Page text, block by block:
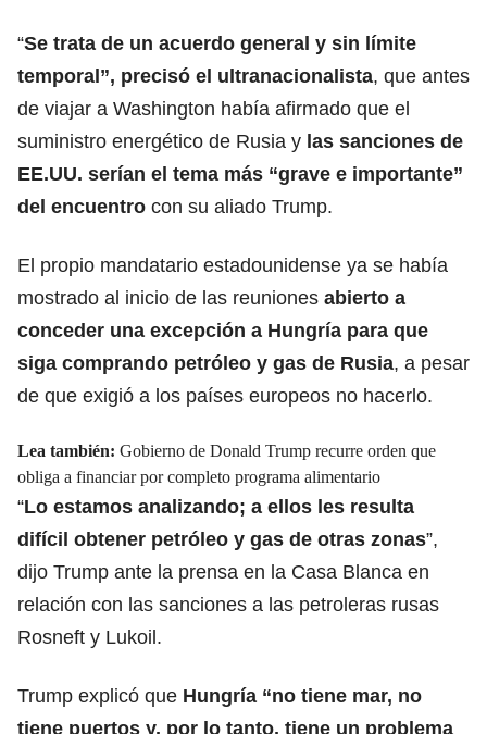
“Se trata de un acuerdo general y sin límite
temporal”, precisó el ultranacionalista, que antes
de viajar a Washington había afirmado que el
suministro energético de Rusia y las sanciones de
EE.UU. serían el tema más “grave e importante”
del encuentro con su aliado Trump.
El propio mandatario estadounidense ya se había
mostrado al inicio de las reuniones abierto a
conceder una excepción a Hungría para que
siga comprando petróleo y gas de Rusia, a pesar
de que exigió a los países europeos no hacerlo.
Lea también: Gobierno de Donald Trump recurre orden que
obliga a financiar por completo programa alimentario
“Lo estamos analizando; a ellos les resulta
difícil obtener petróleo y gas de otras zonas”,
dijo Trump ante la prensa en la Casa Blanca en
relación con las sanciones a las petroleras rusas
Rosneft y Lukoil.
Trump explicó que Hungría “no tiene mar, no
tiene puertos y, por lo tanto, tiene un problema